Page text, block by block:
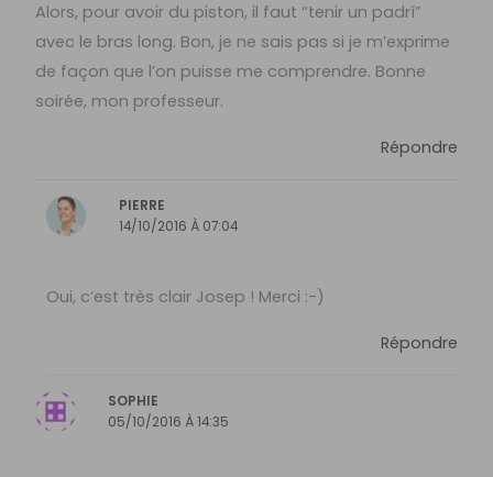
Alors, pour avoir du piston, il faut “tenir un padrí”
avec le bras long. Bon, je ne sais pas si je m’exprime
de façon que l’on puisse me comprendre. Bonne
soirée, mon professeur.
Répondre
PIERRE
14/10/2016 À 07:04
Oui, c’est très clair Josep ! Merci :-)
Répondre
SOPHIE
05/10/2016 À 14:35